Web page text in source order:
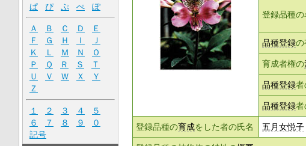
登録品種
品種登録の
育成者権の
品種登録者
品種登録者
登録品種の育成をした者の氏名 五月女悦子
ぱ
ぴ ぷ ぺ ぽ
Ａ Ｂ Ｃ Ｄ
Ｅ
Ｆ
Ｇ Ｈ Ｉ
Ｊ
Ｋ
Ｌ Ｍ Ｎ
Ｏ
Ｐ
Ｑ Ｒ Ｓ
Ｔ
Ｕ
Ｖ Ｗ Ｘ
Ｙ
Ｚ
１ ２ ３ ４
５
６
７ ８ ９
０
記号